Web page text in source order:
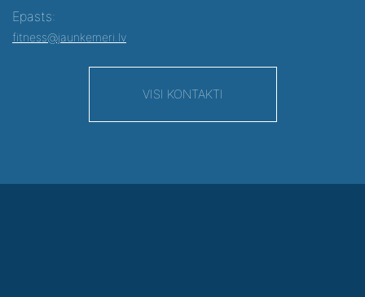
Epasts:
fitness@jaunkemeri.lv
VISI KONTAKTI